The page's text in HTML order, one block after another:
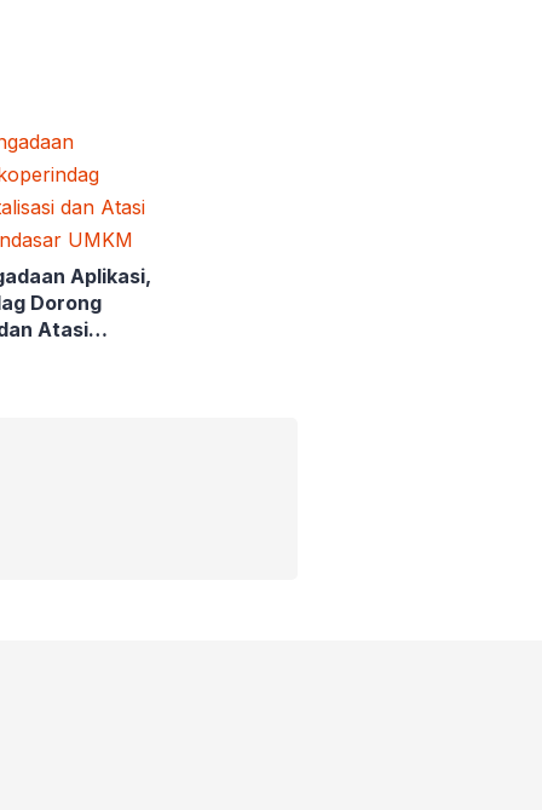
Aplikasi,
Dorong
Atasi